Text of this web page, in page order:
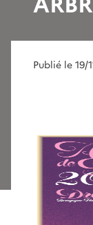
Publié le 19/